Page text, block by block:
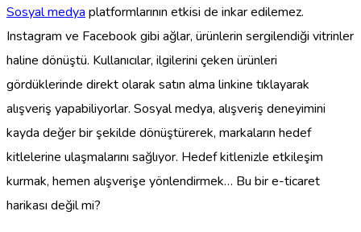
Sosyal medya platformlarının etkisi de inkar edilemez.
Instagram ve Facebook gibi ağlar, ürünlerin sergilendiği vitrinler
haline dönüştü. Kullanıcılar, ilgilerini çeken ürünleri
gördüklerinde direkt olarak satın alma linkine tıklayarak
alışveriş yapabiliyorlar. Sosyal medya, alışveriş deneyimini
kayda değer bir şekilde dönüştürerek, markaların hedef
kitlelerine ulaşmalarını sağlıyor. Hedef kitlenizle etkileşim
kurmak, hemen alışverişe yönlendirmek… Bu bir e-ticaret
harikası değil mi?